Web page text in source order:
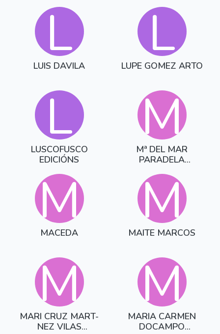
L
LUIS DAVILA L
LUPE GOMEZ ARTO
L
LUSCOFUSCO
EDICIÓNS
M
Mª DEL MAR
PARADELA
M
MACEDA M
MAITE MARCOS
M
MARI CRUZ MART-
NEZ VILAS
M
MARIA CARMEN
DOCAMPO